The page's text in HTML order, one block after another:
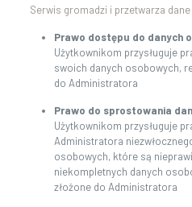
Serwis gromadzi i przetwarza
Prawo dostępu do danych
Użytkownikom przysługuje
swoich danych osobowych,
do Administratora
Prawo do sprostowania
Użytkownikom przysługuje
Administratora
osobowych, które są
niekompletnych danych
złożone do Administratora